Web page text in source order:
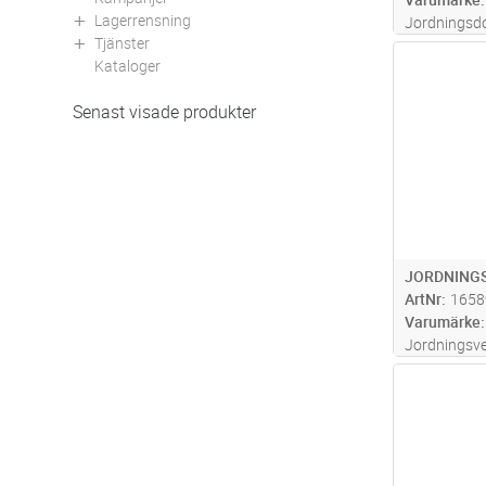
Lagerrensning
Tjänster
Kataloger
Senast visade produkter
försett
STG. Max
ArtNr
Varumärke
är försett
QL. Max